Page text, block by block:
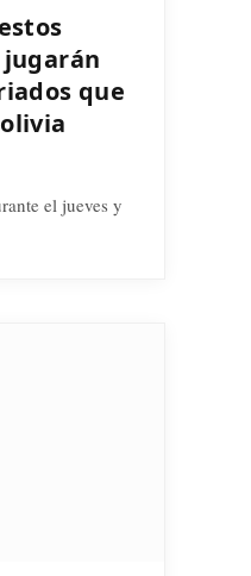
que
el jueves y